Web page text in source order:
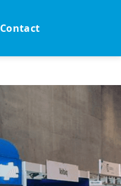
Contact